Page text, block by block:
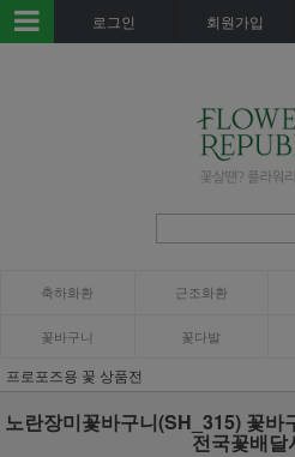
로그인 회원가입
축하화환 근조화환
꽃바구니 꽃다발
프로포즈용 꽃 상품전
노란장미꽃바구니(SH_315) 꽃바
전국꽃배달